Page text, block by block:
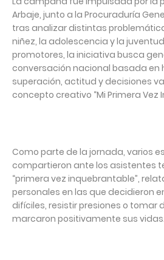
Arbaje, junto a la Procuraduría
tras analizar distintas
niñez, la adolescencia y la
promotores, la iniciativa busca
conversación nacional basada en
superación, actitud y decisiones
concepto creativo “Mi Primera Vez
Como parte de la jornada, varios
compartieron ante los asistentes
“primera vez inquebrantable”,
personales en las que decidieron
difíciles, resistir presiones o tomar
marcaron positivamente sus vidas.